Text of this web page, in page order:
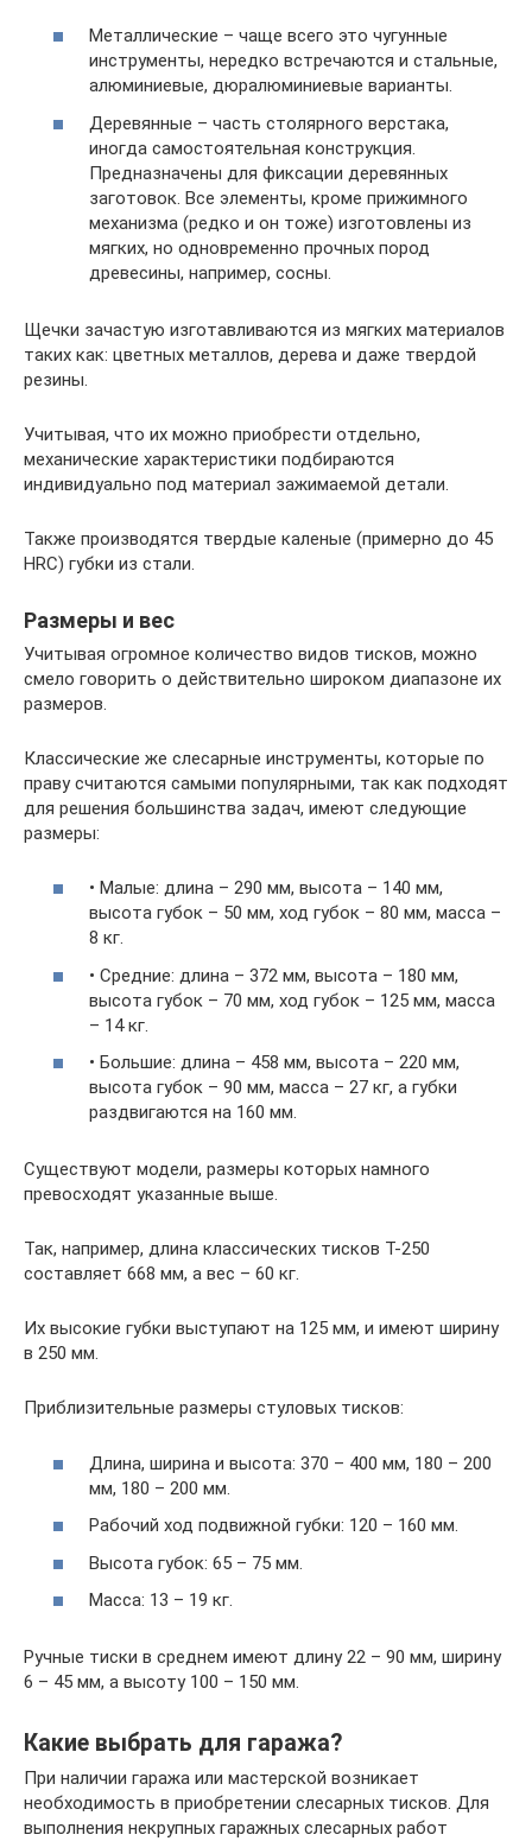
Металлические – чаще всего это чугунные
инструменты, нередко встречаются и стальные,
алюминиевые, дюралюминиевые варианты.
Деревянные – часть столярного верстака,
иногда самостоятельная конструкция.
Предназначены для фиксации деревянных
заготовок. Все элементы, кроме прижимного
механизма (редко и он тоже) изготовлены из
мягких, но одновременно прочных пород
древесины, например, сосны.
Щечки зачастую изготавливаются из мягких материалов
таких как: цветных металлов, дерева и даже твердой
резины.
Учитывая, что их можно приобрести отдельно,
механические характеристики подбираются
индивидуально под материал зажимаемой детали.
Также производятся твердые каленые (примерно до 45
HRC) губки из стали.
Размеры и вес
Учитывая огромное количество видов тисков, можно
смело говорить о действительно широком диапазоне их
размеров.
Классические же слесарные инструменты, которые по
праву считаются самыми популярными, так как подходят
для решения большинства задач, имеют следующие
размеры:
• Малые: длина – 290 мм, высота – 140 мм,
высота губок – 50 мм, ход губок – 80 мм, масса –
8 кг.
• Средние: длина – 372 мм, высота – 180 мм,
высота губок – 70 мм, ход губок – 125 мм, масса
– 14 кг.
• Большие: длина – 458 мм, высота – 220 мм,
высота губок – 90 мм, масса – 27 кг, а губки
раздвигаются на 160 мм.
Существуют модели, размеры которых намного
превосходят указанные выше.
Так, например, длина классических тисков Т-250
составляет 668 мм, а вес – 60 кг.
Их высокие губки выступают на 125 мм, и имеют ширину
в 250 мм.
Приблизительные размеры стуловых тисков:
Длина, ширина и высота: 370 – 400 мм, 180 – 200
мм, 180 – 200 мм.
Рабочий ход подвижной губки: 120 – 160 мм.
Высота губок: 65 – 75 мм.
Масса: 13 – 19 кг.
Ручные тиски в среднем имеют длину 22 – 90 мм, ширину
6 – 45 мм, а высоту 100 – 150 мм.
Какие выбрать для гаража?
При наличии гаража или мастерской возникает
необходимость в приобретении слесарных тисков. Для
выполнения некрупных гаражных слесарных работ